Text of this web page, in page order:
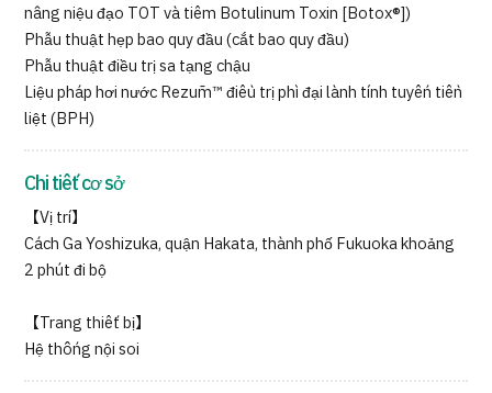
nâng niệu đạo TOT và tiêm Botulinum Toxin [Botox®])
Phẫu thuật hẹp bao quy đầu (cắt bao quy đầu)
Phẫu thuật điều trị sa tạng chậu
Liệu pháp hơi nước Rezūm™ điều trị phì đại lành tính tuyến tiền
liệt (BPH)
Chi tiết cơ sở
【Vị trí】
Cách Ga Yoshizuka, quận Hakata, thành phố Fukuoka khoảng
2 phút đi bộ
【Trang thiết bị】
Hệ thống nội soi